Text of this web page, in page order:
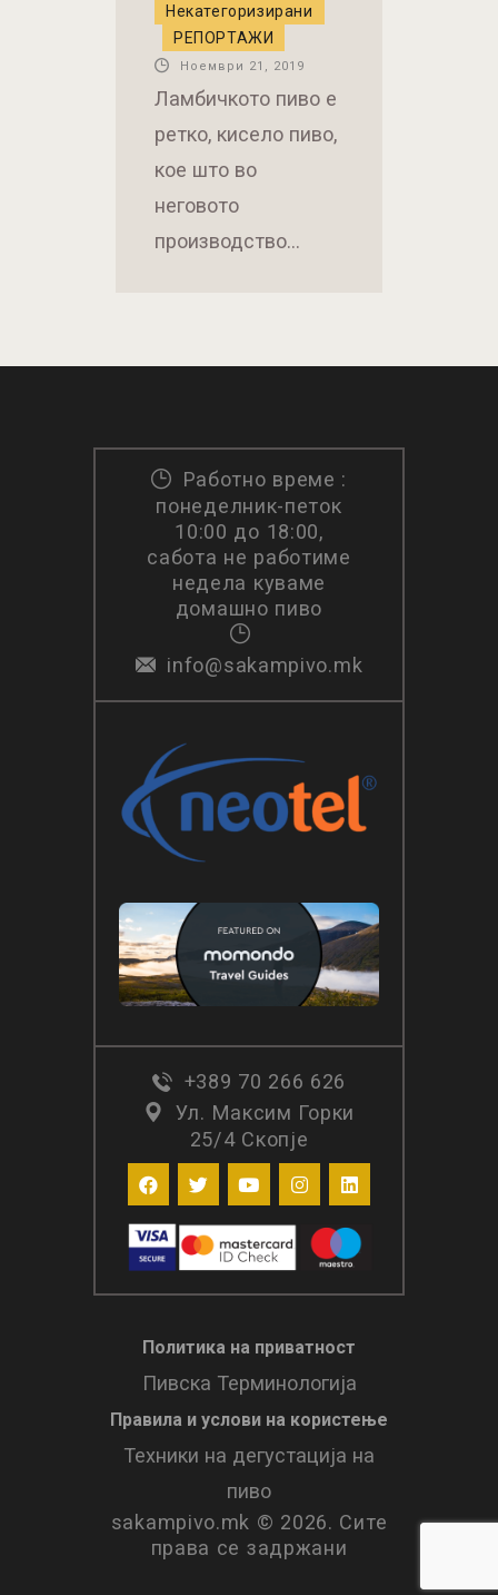
Некатегоризирани
РЕПОРТАЖИ
Ноември 21, 2019
Ламбичкото пиво е
ретко, кисело пиво,
кое што во
неговото
производство…
Работно време :
понеделник-петок
10:00 до 18:00,
сабота не работиме
недела куваме
домашно пиво
info@sakampivo.mk
+389 70 266 626
Ул. Максим Горки
25/4 Скопје
Политика на приватност
Пивска Терминологија
Правила и услови нa користење
Техники на дегустација на
пиво
sakampivo.mk © 2026. Сите
права се задржани